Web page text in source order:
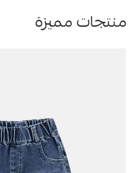
منتجات مميزة